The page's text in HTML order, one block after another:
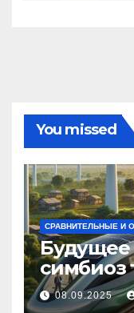
You missed
СРАВНИТЕЛЬНЫЕ И
Будущее
симбиоз
экологии
08.09.2025